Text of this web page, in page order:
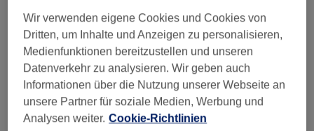
Ambiente
Sauberkeit
Service
Wir verwenden eigene Cookies und Cookies von
Dritten, um Inhalte und Anzeigen zu personalisieren,
Medienfunktionen bereitzustellen und unseren
Datenverkehr zu analysieren. Wir geben auch
Informationen über die Nutzung unserer Webseite an
unsere Partner für soziale Medien, Werbung und
Analysen weiter. Cookie-Richtlinien